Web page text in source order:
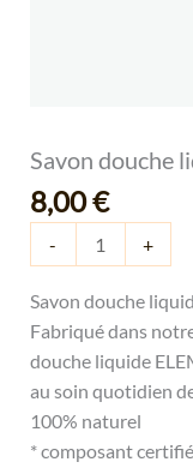
Savon douche
8,00€
- +
Savon douche
Fabriqué dans
douche liquide
au soin quotidien
100% naturel
* composant